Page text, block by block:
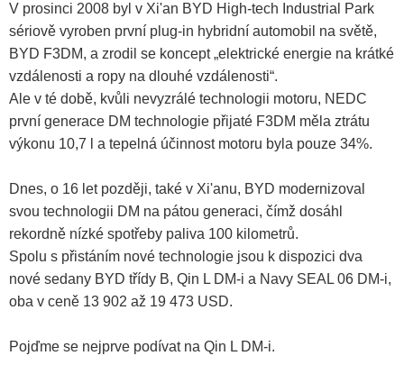
V prosinci 2008 byl v Xi'an BYD High-tech Industrial Park
sériově vyroben první plug-in hybridní automobil na světě,
BYD F3DM, a zrodil se koncept „elektrické energie na krátké
vzdálenosti a ropy na dlouhé vzdálenosti“.
Ale v té době, kvůli nevyzrálé technologii motoru, NEDC
první generace DM technologie přijaté F3DM měla ztrátu
výkonu 10,7 l a tepelná účinnost motoru byla pouze 34%.
Dnes, o 16 let později, také v Xi'anu, BYD modernizoval
svou technologii DM na pátou generaci, čímž dosáhl
rekordně nízké spotřeby paliva 100 kilometrů.
Spolu s přistáním nové technologie jsou k dispozici dva
nové sedany BYD třídy B, Qin L DM-i a Navy SEAL 06 DM-i,
oba v ceně 13 902 až 19 473 USD.
Pojďme se nejprve podívat na Qin L DM-i.